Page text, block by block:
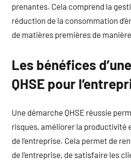
prenantes. Cela comprend la
réduction de la consommation
de matières premières de
Les bénéfices
QHSE pour
Une démarche QHSE réussie
risques, améliorer la productivité
de l’entreprise. Cela permet de
de l’entreprise, de satisfaire les